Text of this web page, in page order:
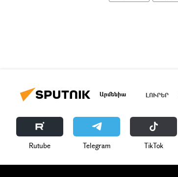
Արմենիա ԼՈՒՐԵՐ
Rutube Telegram ТikТоk